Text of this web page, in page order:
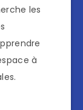
les
à